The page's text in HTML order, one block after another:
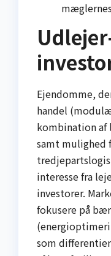
Ejendomme,
handel
kombination af
samt
interesse fra
investorer.
fokusere på
som